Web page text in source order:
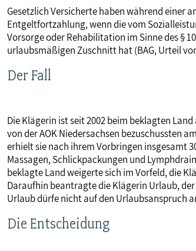
POLITIK & POSITIONEN
MITBESTIMMUNG
MITGLIEDSCHAFT & SERVICE
Gesetzlich Versicherte haben während einer
Entgeltfortzahlung, wenn die vom
Vorsorge oder Rehabilitation im Sinne des §
urlaubsmäßigen Zuschnitt hat (BAG, Urteil
Der Fall
Die Klägerin ist seit 2002 beim beklagten
von der AOK Niedersachsen bezuschussten
erhielt sie nach ihrem Vorbringen insgesamt
Massagen, Schlickpackungen und
beklagte Land weigerte sich im Vorfeld, die
Daraufhin beantragte die Klägerin Urlaub,
Urlaub dürfe nicht auf den Urlaubsanspruch
Die Entscheidung